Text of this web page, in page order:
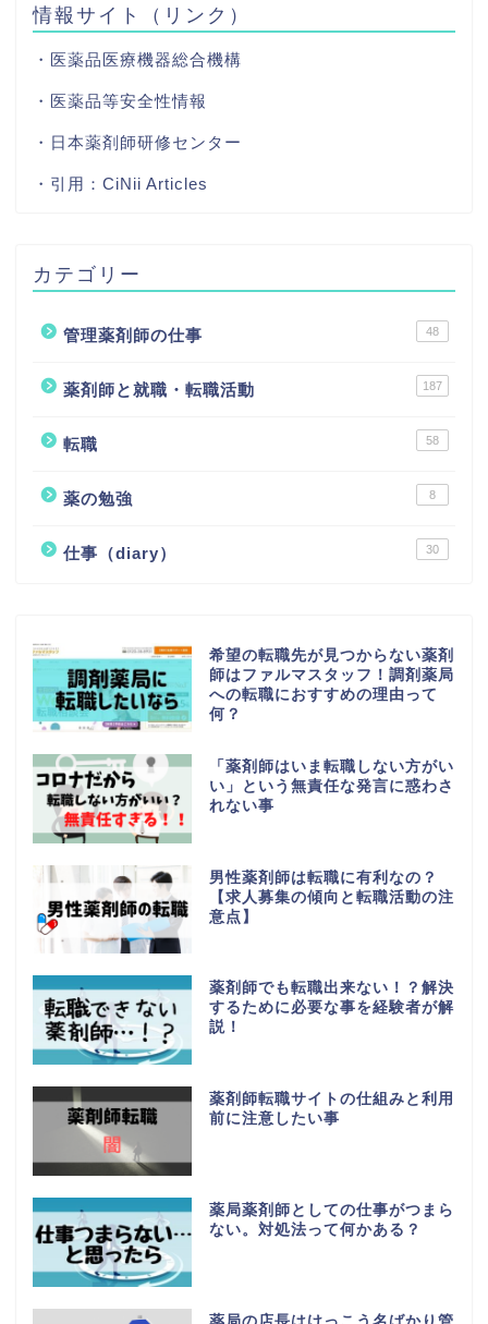
情報サイト（リンク）
・医薬品医療機器総合機構
・医薬品等安全性情報
・日本薬剤師研修センター
・引用： CiNii Articles
カテゴリー
管理薬剤師の仕事 48
薬剤師と就職・転職活動 187
転職 58
薬の勉強 8
仕事（diary） 30
希望の転職先が見つからない薬剤
師はファルマスタッフ！調剤薬局
への転職におすすめの理由って
何？
「薬剤師はいま転職しない方がい
い」という無責任な発言に惑わさ
れない事
男性薬剤師は転職に有利なの？
【求人募集の傾向と転職活動の注
意点】
薬剤師でも転職出来ない！？解決
するために必要な事を経験者が解
説！
薬剤師転職サイトの仕組みと利用
前に注意したい事
薬局薬剤師としての仕事がつまら
ない。対処法って何かある？